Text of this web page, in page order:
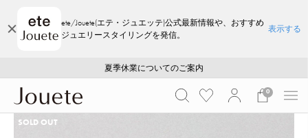
ete/Jouete(エテ・ジュエッテ)公式最新情報や、おすすめ
ジュエリースタイリングを発信。
表示する
採用のご案内
ご注文いただいたお品物のお届け状況について
夏季休業についてのご案内
WEB LIMITED ITEMS >>
採用のご案内
ご注文いただいたお品物のお届け状況について
0
SOLD OUT